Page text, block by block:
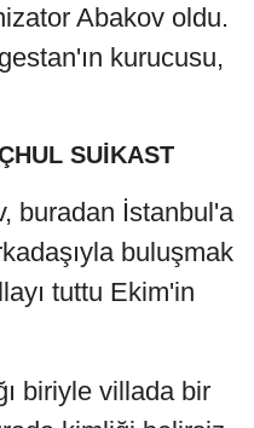
Abakov oldu.
kurucusu,
SUİKAST
buradan İstanbul'a
buluşmak
tuttu Ekim'in
biriyle villada bir